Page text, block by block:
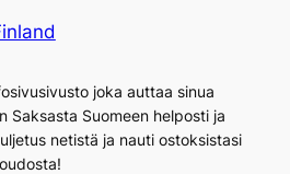
joka auttaa sinua
Saksasta Suomeen helposti ja
netistä ja nauti ostoksistasi